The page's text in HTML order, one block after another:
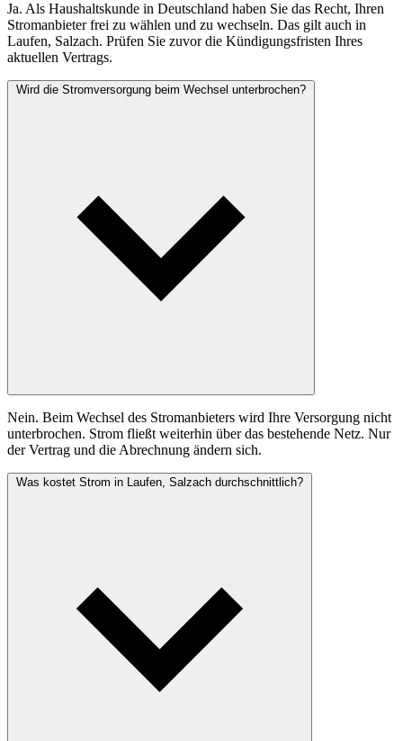
Ja. Als Haushaltskunde in Deutschland haben Sie das Recht, Ihren
Stromanbieter frei zu wählen und zu wechseln. Das gilt auch in
Laufen, Salzach. Prüfen Sie zuvor die Kündigungsfristen Ihres
aktuellen Vertrags.
Wird die Stromversorgung beim Wechsel unterbrochen?
Nein. Beim Wechsel des Stromanbieters wird Ihre Versorgung nicht
unterbrochen. Strom fließt weiterhin über das bestehende Netz. Nur
der Vertrag und die Abrechnung ändern sich.
Was kostet Strom in Laufen, Salzach durchschnittlich?